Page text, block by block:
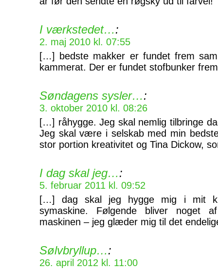
I værkstedet…:
2. maj 2010 kl. 07:55
[…] bedste makker er fundet frem
kammerat. Der er fundet stofbunker
Søndagens sysler…:
3. oktober 2010 kl. 08:26
[…] råhygge. Jeg skal nemlig tilbringe
Jeg skal være i selskab med min
stor portion kreativitet og Tina Dickow,
I dag skal jeg…:
5. februar 2011 kl. 09:52
[…] dag skal jeg hygge mig i mit
symaskine. Følgende bliver noget
maskinen – jeg glæder mig til det
Sølvbryllup…:
26. april 2012 kl. 11:00